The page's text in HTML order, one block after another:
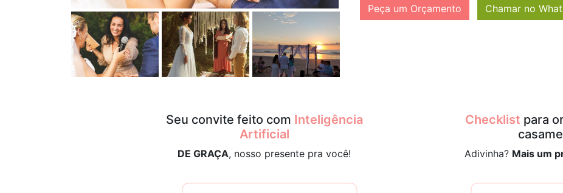
Peça um Orçamento Chamar no
Seu convite feito com Inteligência
Artificial
DE GRAÇA, nosso presente pra você!
Checklist para
Adivinha? Mais um